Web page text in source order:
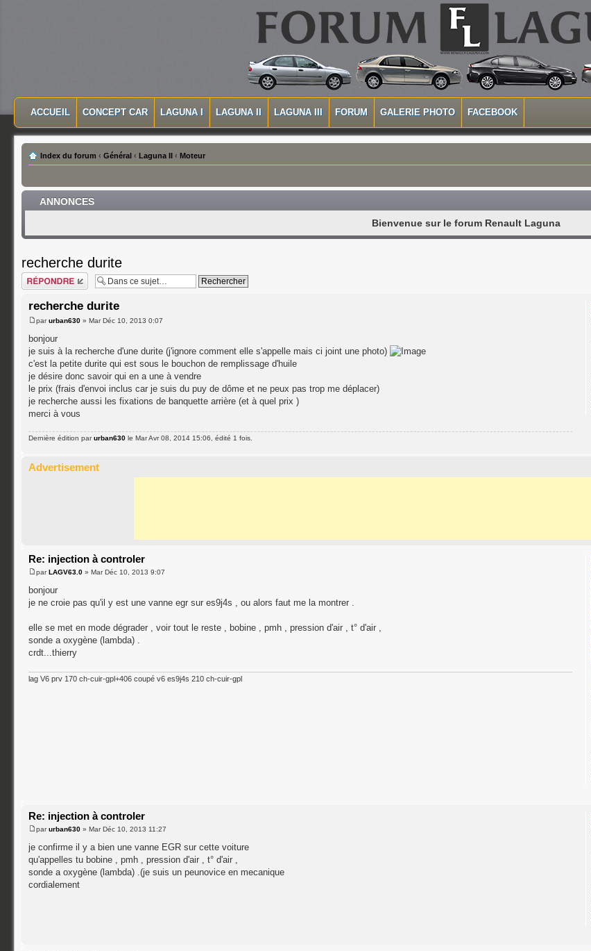
MENU PRINCIPAL
ACCUEIL CONCEPT CAR LAGUNA I LAGUNA II LAGUNA III FORUM GALERIE PHOTO FACEBOOK
Index du forum ‹ Général ‹ Laguna II ‹ Moteur
ANNONCES
Bienvenue sur le forum Renault Laguna
recherche durite
Répondre
recherche durite
parurban630 » Mar Déc 10, 2013 0:07
bonjour
je suis à la recherche d'une durite (j'ignore comment elle s'appelle mais ci joint une photo)
c'est la petite durite qui est sous le bouchon de remplissage d'huile
je désire donc savoir qui en a une à vendre
le prix (frais d'envoi inclus car je suis du puy de dôme et ne peux pas trop me déplacer)
je recherche aussi les fixations de banquette arrière (et à quel prix )
merci à vous
Dernière édition parurban630 le Mar Avr 08, 2014 15:06, édité 1 fois.
Advertisement
Re: injection à controler
parLAGV63.0 » Mar Déc 10, 2013 9:07
bonjour
je ne croie pas qu'il y est une vanne egr sur es9j4s , ou alors faut me la montrer .
elle se met en mode dégrader , voir tout le reste , bobine , pmh , pression d'air , t° d'air ,
sonde a oxygène (lambda) .
crdt...thierry
lag V6 prv 170 ch-cuir-gpl+406 coupé v6 es9j4s 210 ch-cuir-gpl
Re: injection à controler
parurban630 » Mar Déc 10, 2013 11:27
je confirme il y a bien une vanne EGR sur cette voiture
qu'appelles tu bobine , pmh , pression d'air , t° d'air ,
sonde a oxygène (lambda) .(je suis un peunovice en mecanique
cordialement